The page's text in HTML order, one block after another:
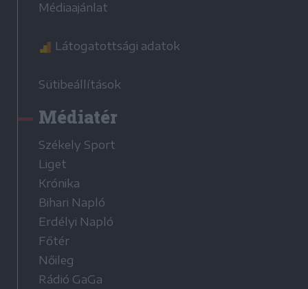
Médiaajánlat
Látogatottsági adatok
Sütibeállítások
Médiatér
Székely Sport
Liget
Krónika
Bihari Napló
Erdélyi Napló
Főtér
Nőileg
Rádió GaGa